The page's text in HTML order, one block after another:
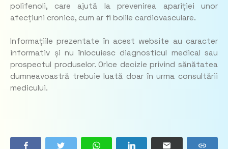
polifenoli, care ajută la prevenirea apariției unor
afecțiuni cronice, cum ar fi bolile cardiovasculare.
Informațiile prezentate în acest website au caracter
informativ și nu înlocuiesc diagnosticul medical sau
prospectul produselor. Orice decizie privind sănătatea
dumneavoastră trebuie luată doar în urma consultării
medicului.